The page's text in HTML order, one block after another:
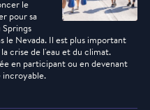
le
pour sa
le Nevada. Il est plus important
crise de l'eau et du climat.
en participant ou en devenant
incroyable.